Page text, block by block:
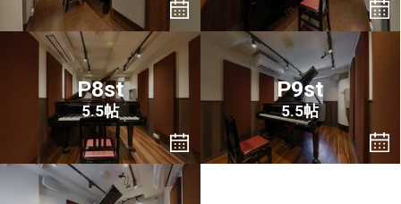
P8st
5.5帖
P9st
5.5帖